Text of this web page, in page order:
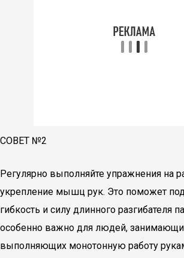
СОВЕТ №2
Регулярно выполняйте упражнения на
укрепление мышц рук. Это поможет
гибкость и силу длинного разгибателя
особенно важно для людей,
выполняющих монотонную работу